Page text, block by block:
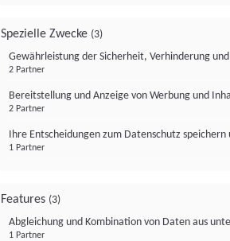
Spezielle Zwecke (3)
Gewährleistung der Sicherheit, Verhinderung
2 Partner
Bereitstellung und Anzeige von Werbung und
2 Partner
Ihre Entscheidungen zum Datenschutz
1 Partner
Features (3)
Abgleichung und Kombination von Daten aus
1 Partner